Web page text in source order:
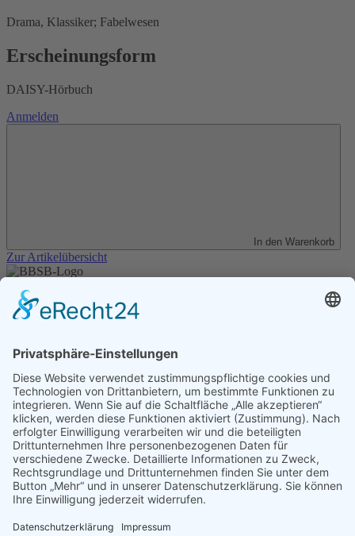
Drama, Klassiker; Fabelwesen
Erscheinungsform
DAISY-Hörbuch
Anmelden
In den Warenkorb
Zur Artikelübersicht
Unser Angebot
Shop
Datenschutz
Kontakt
Transparenzerklärung
BBSB-Inform: täglich aktualisierte Infos
für sehbehinderte und blinde Menschen
Anmeldung Newsletter BBSB-Inform
Unser Newsletter für Unterstützer